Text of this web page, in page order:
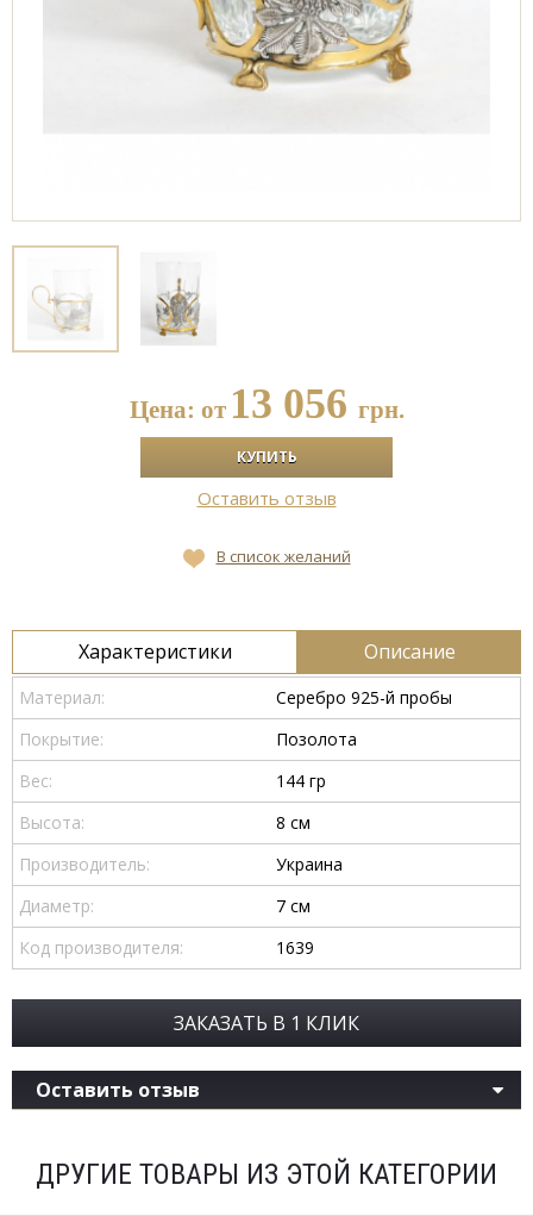
Цена: от 13 056 грн.
Оставить отзыв
В список желаний
Характеристики Описание
Материал:
Серебро 925-й пробы
Покрытие:
Позолота
Вес:
144 гр
Высота:
8 см
Производитель:
Украина
Диаметр:
7 см
Код производителя:
1639
ЗАКАЗАТЬ В 1 КЛИК
Оставить отзыв
ДРУГИЕ ТОВАРЫ ИЗ ЭТОЙ КАТЕГОРИИ